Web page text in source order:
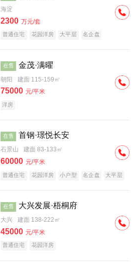
海淀
2300 万元/套
普通住宅 花园洋房 大平层
名企盘
在售 金茂·满曜
朝阳 建面 115-159㎡
75000 元/平米
洋房
在售 首钢·璟悦长安
石景山 建面 83-133㎡
60000 元/平米
普通住宅 花园洋房 小户型 名企盘 大平层
在售 大兴发展·梧桐府
大兴 建面 138-222㎡
45000 元/平米
普通住宅 花园洋房